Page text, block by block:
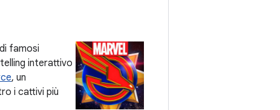
famosi
interattivo
, un
i cattivi più